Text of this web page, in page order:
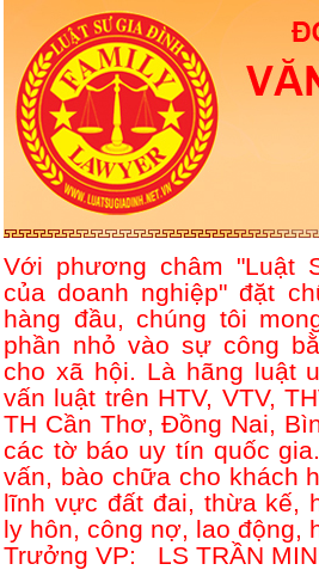
Với phương châm "Luật
của doanh nghiệp" đặt
hàng đầu, chúng tôi
phần nhỏ vào sự công
cho xã hội. Là hãng luật
vấn luật trên HTV, VTV,
TH Cần Thơ, Đồng Nai,
các tờ báo uy tín quốc
vấn, bào chữa cho khách
lĩnh vực đất đai, thừa kế,
ly hôn, công nợ, lao động,
Trưởng VP: LS TRẦN